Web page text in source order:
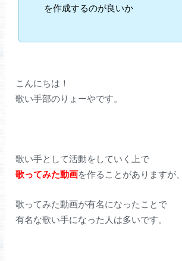
を作成するのが良いか
こんにちは！
歌い手部のりょーやです。
歌い手として活動をしていく上で
歌ってみた動画を作ることがありますが、
歌ってみた動画が有名になったことで
有名な歌い手になった人は多いです。